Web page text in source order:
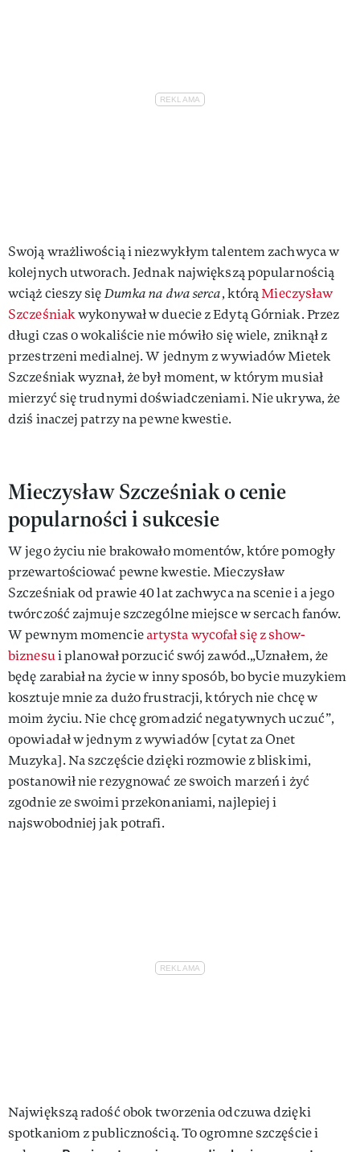
Swoją wrażliwością i niezwykłym talentem zachwyca w
kolejnych utworach. Jednak największą popularnością
wciąż cieszy sięDumka na dwa serca, którąMieczysław
Szcześniakwykonywał w duecie z Edytą Górniak. Przez
długi czas o wokaliście nie mówiło się wiele, zniknął z
przestrzeni medialnej. W jednym z wywiadów Mietek
Szcześniak wyznał, że był moment, w którym musiał
mierzyć się trudnymi doświadczeniami. Nie ukrywa, że
dziś inaczej patrzy na pewne kwestie.
Mieczysław Szcześniak o cenie
popularności i sukcesie
W jego życiu nie brakowało momentów, które pomogły
przewartościować pewne kwestie. Mieczysław
Szcześniak od prawie 40 lat zachwyca na scenie i a jego
twórczość zajmuje szczególne miejsce w sercach fanów.
W pewnym momencieartysta wycofał się z show-
biznesui planował porzucić swój zawód.„Uznałem, że
będę zarabiał na życie w inny sposób, bo bycie muzykiem
kosztuje mnie za dużo frustracji, których nie chcę w
moim życiu. Nie chcę gromadzić negatywnych uczuć”,
opowiadał w jednym z wywiadów [cytat za Onet
Muzyka]. Na szczęście dzięki rozmowie z bliskimi,
postanowił nie rezygnować ze swoich marzeń i żyć
zgodnie ze swoimi przekonaniami, najlepiej i
najswobodniej jak potrafi.
Największą radość obok tworzenia odczuwa dzięki
spotkaniom z publicznością. To ogromne szczęście i